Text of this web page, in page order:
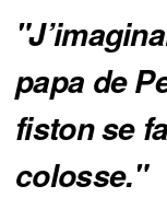
papa de
fiston se
colosse."